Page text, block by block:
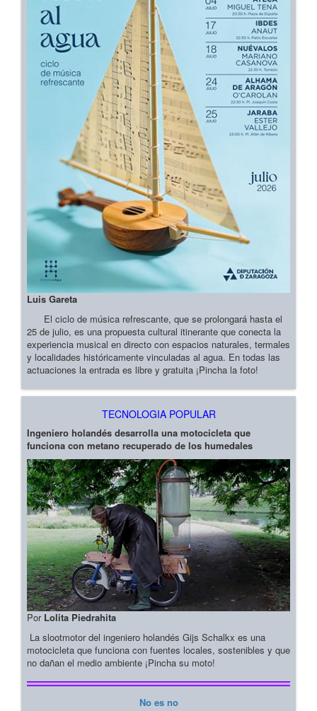
Luis Gareta
El ciclo de música refrescante, que se prolongará hasta el
25 de julio, es una propuesta cultural itinerante que conecta la
experiencia musical en directo con espacios naturales, termales
y localidades históricamente vinculadas al agua. En todas las
actuaciones la entrada es libre y gratuita ¡Pincha la foto!
TECNOLOGIA POPULAR
Ingeniero holandés desarrolla una motocicleta que
funciona con metano recuperado de los humedales
Por Lolita Piedrahita
La slootmotor del ingeniero holandés Gijs Schalkx es una
motocicleta que funciona con fuentes locales, sostenibles y que
no dañan el medio ambiente ¡Pincha su moto!
No es no